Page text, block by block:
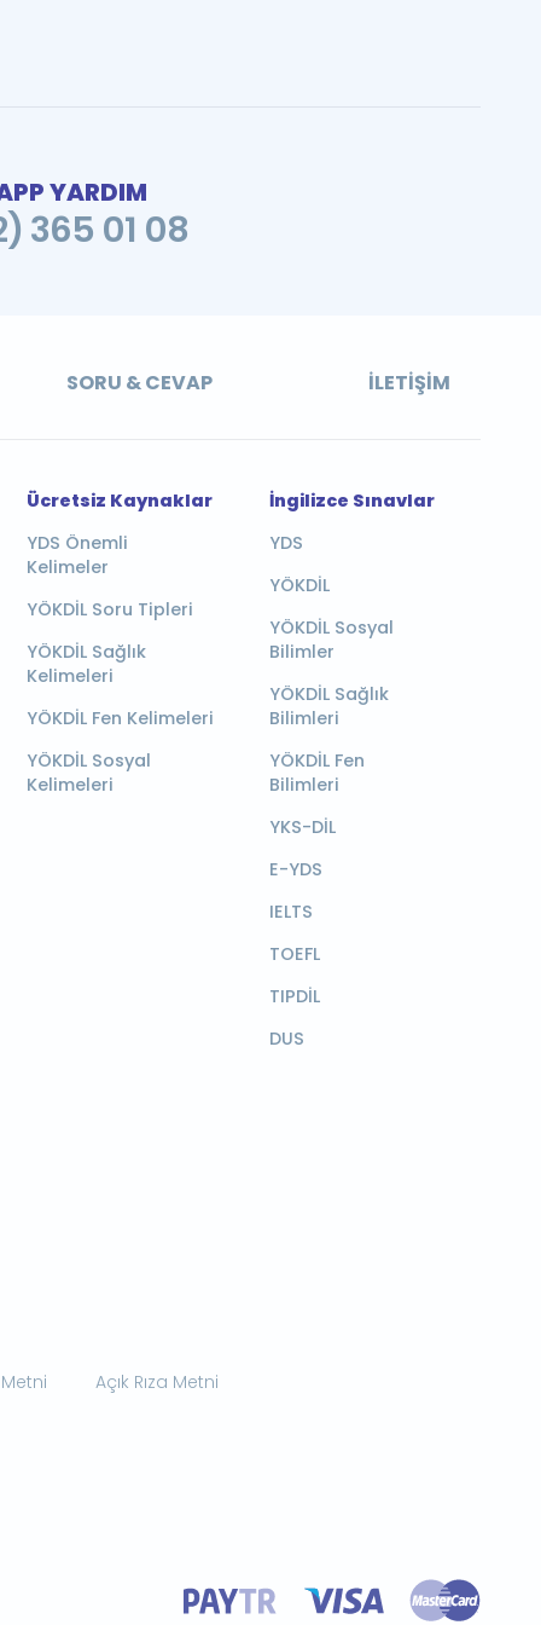
YARDIM
365 01 08
SORU & CEVAP İLETIŞIM
Ücretsiz Kaynaklar
YDS Önemli
Kelimeler
YÖKDİL Soru Tipleri
YÖKDİL Sağlık
Kelimeleri
YÖKDİL Fen Kelimeleri
YÖKDİL Sosyal
Kelimeleri
İngilizce Sınavlar
YDS
YÖKDİL
YÖKDİL Sosyal
Bilimler
YÖKDİL Sağlık
Bilimleri
YÖKDİL Fen
Bilimleri
YKS-DİL
E-YDS
IELTS
TOEFL
TIPDİL
DUS
Açık Rıza Metni